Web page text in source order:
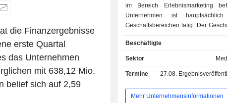
die Finanzergebnisse
erste Quartal
das Unternehmen
mit 638,12 Mio.
belief sich auf 2,59
im Bereich Erlebnismarketing
Unternehmen ist
Geschäftsbereichen tätig. Der
vor allem mit der
Management von
sich vor allem mit der
Vertriebskanäle hinweg. Der
Beschäftigte
Sektor
Termine 27.08.
Mehr Unternehmensinformationen